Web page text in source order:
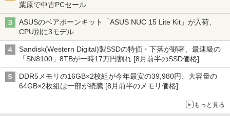
葉原で中古PCセール
ASUSのベアボーンキット「ASUS NUC 15 Lite Kit」が入荷、
CPU別に3モデル
Sandisk(Western Digital)製SSDの特価・下落が顕著、最速級の
「SN8100」8TBが一時17万円割れ [8月前半のSSD価格]
DDR5メモリの16GB×2枚組が今年最安の39,980円、大容量の
64GB×2枚組は一部が続騰 [8月前半のメモリ価格]
もっと見る